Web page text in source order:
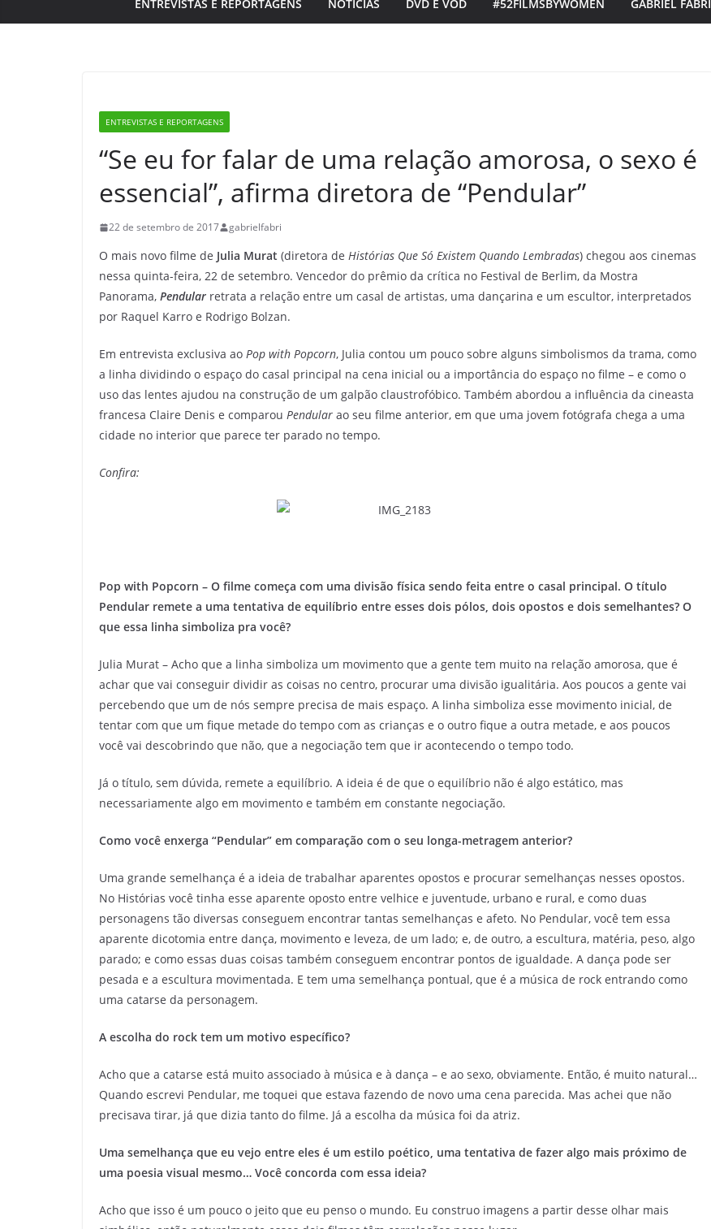
ENTREVISTAS E REPORTAGENS NOTÍCIAS DVD E VOD #52FILMSBYWOMEN GABRIEL FABRI
ENTREVISTAS E REPORTAGENS
“Se eu for falar de uma relação amorosa, o sexo é
essencial”, afirma diretora de “Pendular”
22 de setembro de 2017 gabrielfabri
O mais novo filme de Julia Murat (diretora de Histórias Que Só Existem Quando Lembradas) chegou aos cinemas
nessa quinta-feira, 22 de setembro. Vencedor do prêmio da crítica no Festival de Berlim, da Mostra
Panorama, Pendular retrata a relação entre um casal de artistas, uma dançarina e um escultor, interpretados
por Raquel Karro e Rodrigo Bolzan.
Em entrevista exclusiva ao Pop with Popcorn, Julia contou um pouco sobre alguns simbolismos da trama, como
a linha dividindo o espaço do casal principal na cena inicial ou a importância do espaço no filme – e como o
uso das lentes ajudou na construção de um galpão claustrofóbico. Também abordou a influência da cineasta
francesa Claire Denis e comparou Pendular ao seu filme anterior, em que uma jovem fotógrafa chega a uma
cidade no interior que parece ter parado no tempo.
Confira:
Pop with Popcorn – O filme começa com uma divisão física sendo feita entre o casal principal. O título
Pendular remete a uma tentativa de equilíbrio entre esses dois pólos, dois opostos e dois semelhantes? O
que essa linha simboliza pra você?
Julia Murat – Acho que a linha simboliza um movimento que a gente tem muito na relação amorosa, que é
achar que vai conseguir dividir as coisas no centro, procurar uma divisão igualitária. Aos poucos a gente vai
percebendo que um de nós sempre precisa de mais espaço. A linha simboliza esse movimento inicial, de
tentar com que um fique metade do tempo com as crianças e o outro fique a outra metade, e aos poucos
você vai descobrindo que não, que a negociação tem que ir acontecendo o tempo todo.
Já o título, sem dúvida, remete a equilíbrio. A ideia é de que o equilíbrio não é algo estático, mas
necessariamente algo em movimento e também em constante negociação.
Como você enxerga “Pendular” em comparação com o seu longa-metragem anterior?
Uma grande semelhança é a ideia de trabalhar aparentes opostos e procurar semelhanças nesses opostos.
No Histórias você tinha esse aparente oposto entre velhice e juventude, urbano e rural, e como duas
personagens tão diversas conseguem encontrar tantas semelhanças e afeto. No Pendular, você tem essa
aparente dicotomia entre dança, movimento e leveza, de um lado; e, de outro, a escultura, matéria, peso, algo
parado; e como essas duas coisas também conseguem encontrar pontos de igualdade. A dança pode ser
pesada e a escultura movimentada. E tem uma semelhança pontual, que é a música de rock entrando como
uma catarse da personagem.
A escolha do rock tem um motivo específico?
Acho que a catarse está muito associado à música e à dança – e ao sexo, obviamente. Então, é muito natural…
Quando escrevi Pendular, me toquei que estava fazendo de novo uma cena parecida. Mas achei que não
precisava tirar, já que dizia tanto do filme. Já a escolha da música foi da atriz.
Uma semelhança que eu vejo entre eles é um estilo poético, uma tentativa de fazer algo mais próximo de
uma poesia visual mesmo… Você concorda com essa ideia?
Acho que isso é um pouco o jeito que eu penso o mundo. Eu construo imagens a partir desse olhar mais